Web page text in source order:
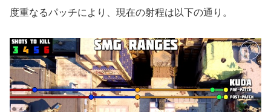
度重なるパッチにより、現在の射程は以下の通り。